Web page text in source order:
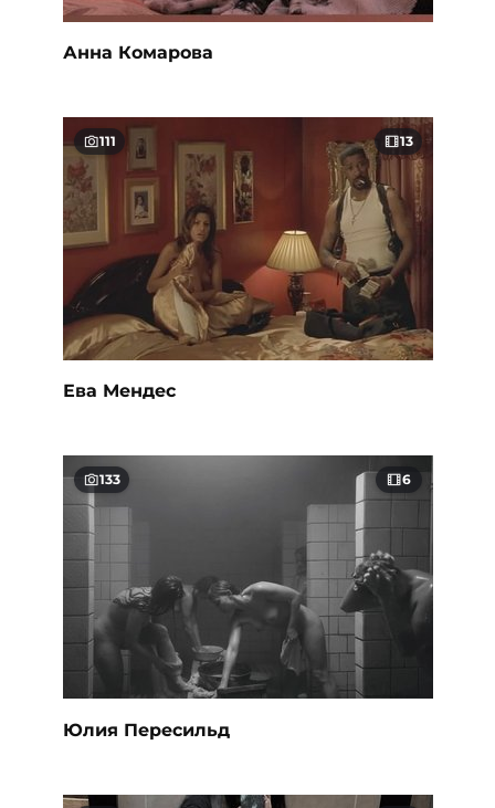
Анна Комарова
111 13
Ева Мендес
133 6
Юлия Пересильд